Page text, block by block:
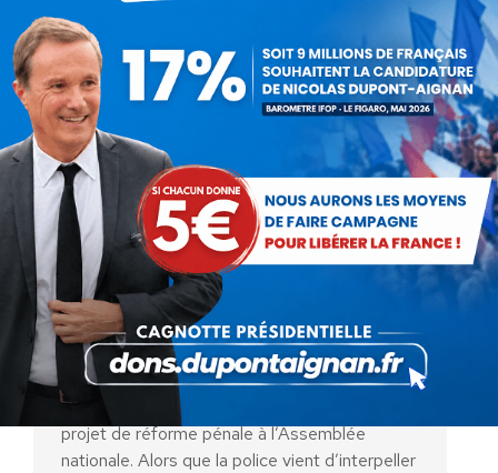
Le ministre du travail, François Rebsamen,
vient de proposer de suspendre pendant trois
ans les obligations légales qui s’imposent aux
entreprises pour la création des institutions
représentatives du personnel. Si…
Réforme pénale : Soutien au
Collectif Justice Pour Les
Victimes De La Route
Communiqués ParDebout La France
3 juin 2014
Aujourd’hui, Christiane Taubira présente son
projet de réforme pénale à l’Assemblée
nationale. Alors que la police vient d’interpeller